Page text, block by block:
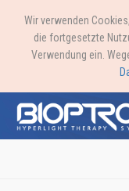
Wir verwenden
die fortgesetzte
Verwendung ein.